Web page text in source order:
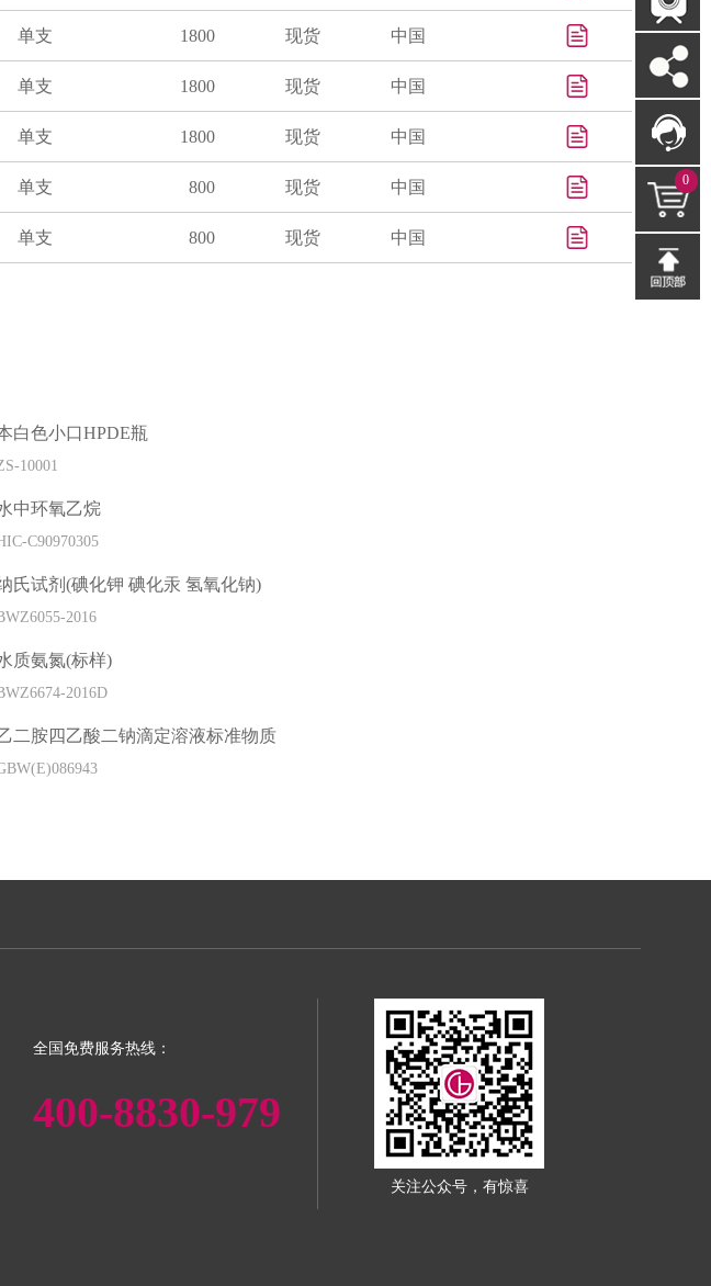
单支 1800 现货 中国
单支 1800 现货 中国
单支 1800 现货 中国
单支 800 现货 中国
单支 800 现货 中国
白色小口HPDE瓶
10001
中环氧乙烷
C90970305
氏试剂(碘化钾 碘化汞 氢氧化钠)
2016
质氨氮(标样)
2016D
二胺四乙酸二钠滴定溶液标准物质
全国免费服务热线：
400-8830-979
关注公众号，有惊喜
0